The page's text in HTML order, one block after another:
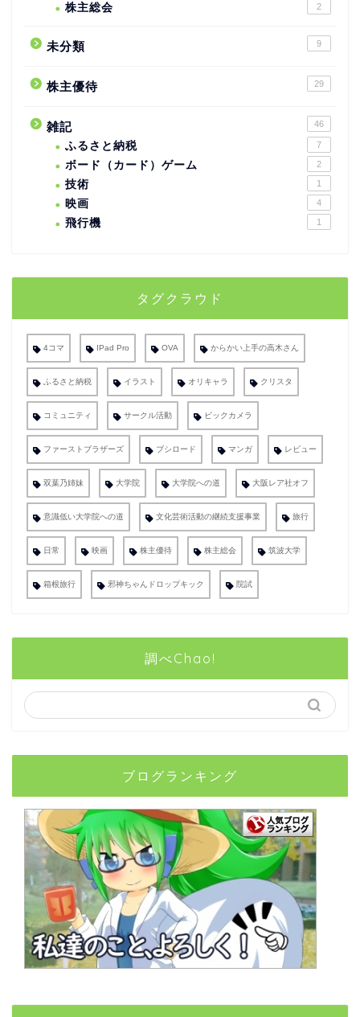
株主総会 2
未分類 9
株主優待 29
雑記 46
ふるさと納税 7
ボード（カード）ゲーム 2
技術 1
映画 4
飛行機 1
タグクラウド
4コマ IPad Pro OVA からかい上手の高木さん
ふるさと納税 イラスト オリキャラ クリスタ
コミュニティ サークル活動 ビックカメラ
ファーストブラザーズ ブシロード マンガ レビュー
双葉乃姉妹 大学院 大学院への道 大阪レア社オフ
意識低い大学院への道 文化芸術活動の継続支援事業 旅行
日常 映画 株主優待 株主総会 筑波大学
箱根旅行 邪神ちゃんドロップキック 院試
調べChao!
ブログランキング